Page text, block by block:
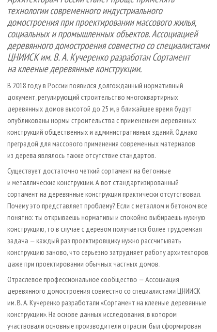
СУШКА ДРЕВЕСИНЫ
ПРОИЗВОДСТВО ДРЕВЕСНЫХ ПЛИТ
ДЕРЕВЯННОЕ ДОМОСТРОЕНИЕ
ПРОИЗВОДСТВО МЕБЕЛИ
БИОЭНЕРГЕТИКА
ЦБП
ИНСТРУМЕНТ И МАТЕРИАЛЫ
ПЕРСОНЫ
МОБИЛЬНЫЕ ВЫСТАВКИ
ОФИЦИАЛЬНЫЕ ДЕЛЕГАЦИИ
ПРИОРИТЕТНЫЕ ИНВЕСТПРОЕКТЫ
RUSSIAN FORESTRY REVIEW
ГАЗЕТА ЛЕСПРОМФОРУМ
БИБЛИОТЕКА СПЕЦИАЛИСТА
КОНТАКТЫ
РЕКЛАМА
РЕКЛАМА НА САЙТЕ
технологии современного индустриального
домостроения при проектировании массового жилья,
социальных и промышленных объектов. Ассоциацией
деревянного домостроения совместно со специалистами
ЦНИИСК им. В. А. Кучеренко разработан Сортамент
на клееные деревянные конструкции.
В 2018 году в России появился долгожданный нормативный
документ, регулирующий строительство многоквартирных
деревянных домов высотой до 25 м, в ближайшее время будут
опубликованы нормы строительства с применением деревянных
конструкций общественных и административных зданий. Однако
преградой для массового применения современных материалов
из дерева являлось также отсутствие стандартов.
Существует достаточно четкий сортамент на бетонные
и металлические конструкции. А вот стандартизированный
сортамент на деревянные конструкции практически отсутствовал.
Почему это представляет проблему? Если с металлом и бетоном все
понятно: ты открываешь нормативы и спокойно выбираешь нужную
конструкцию, то в случае с деревом получается более трудоемкая
задача — каждый раз проектировщику нужно рассчитывать
конструкцию заново, что серьезно затрудняет работу архитекторов,
даже при проектировании обычных частных домов.
Отраслевое профессиональное сообщество — Ассоциация
деревянного домостроения совместно со специалистами ЦНИИСК
им. В. А. Кучеренко разработали «Сортамент на клееные деревянные
конструкции». На основе данных исследования, в котором
участвовали основные производители отрасли, был сформирован